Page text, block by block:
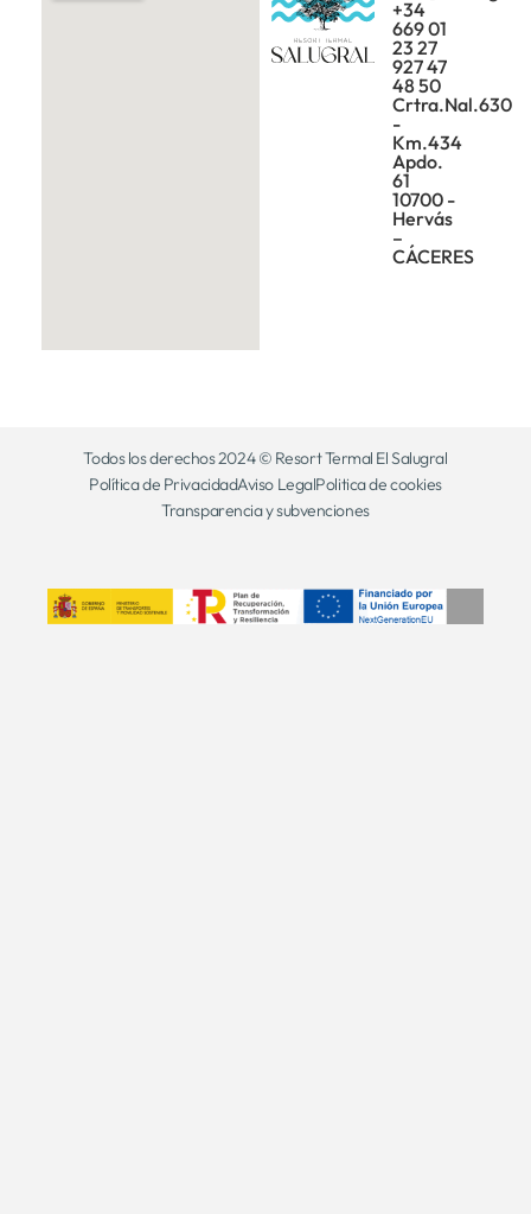
+34
669 01
23 27
927 47
48 50
Crtra.Nal.630
-
Km.434
Apdo.
61
10700 -
Hervás
–
CÁCERES
Todos los derechos 2024 © Resort Termal El Salugral
Política de PrivacidadAviso LegalPolitica de cookies
Transparencia y subvenciones